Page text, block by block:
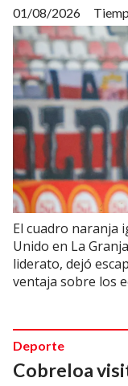
01/08/2026
El cuadro naranja
Unido en La
liderato, dejó
ventaja sobre los
Cobreloa
Deporte